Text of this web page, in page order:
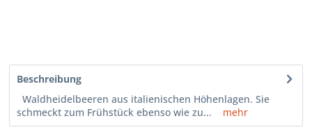
Beschreibung
Waldheidelbeeren aus italienischen Höhenlagen. Sie
schmeckt zum Frühstück ebenso wie zu...
mehr